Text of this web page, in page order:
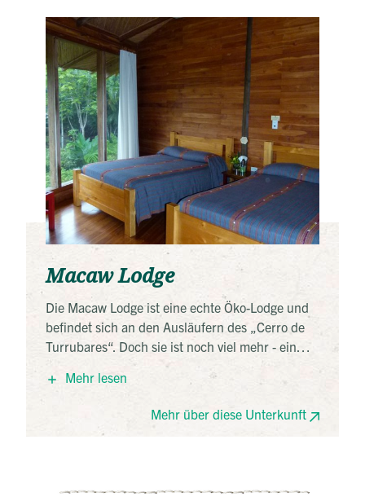
Macaw Lodge
Die Macaw Lodge ist eine echte Öko-Lodge und
befindet sich an den Ausläufern des „Cerro de
Turrubares“. Doch sie ist noch viel mehr - ein
echtes Naturparadies, umgeben von tiefgrünem
Regenwald, Naturpfaden und kleinen
einladen. Mahlzeiten werden hier nach dem
Mehr lesen
Mehr über diese Unterkunft